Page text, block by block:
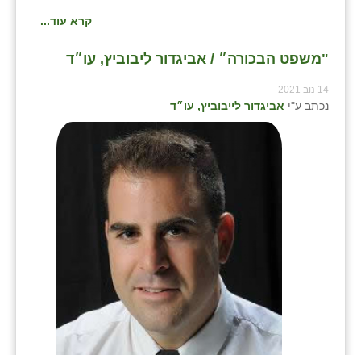
קרא עוד...
"משפט הבכורה״ / אביגדור ליבוביץ, עו״ד
14 נוב 2021
נכתב ע"י אביגדור לייבוביץ, עו״ד